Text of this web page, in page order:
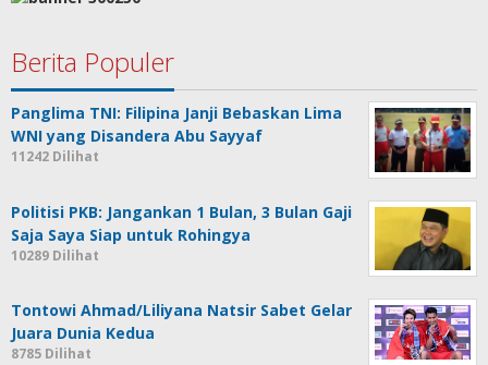
Berita Populer
Panglima TNI: Filipina Janji Bebaskan Lima
WNI yang Disandera Abu Sayyaf
11242 Dilihat
Politisi PKB: Jangankan 1 Bulan, 3 Bulan Gaji
Saja Saya Siap untuk Rohingya
10289 Dilihat
Tontowi Ahmad/Liliyana Natsir Sabet Gelar
Juara Dunia Kedua
8785 Dilihat